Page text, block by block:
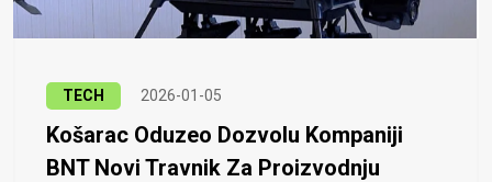
TECH 2026-01-05
Košarac Oduzeo Dozvolu Kompaniji
BNT Novi Travnik Za Proizvodnju